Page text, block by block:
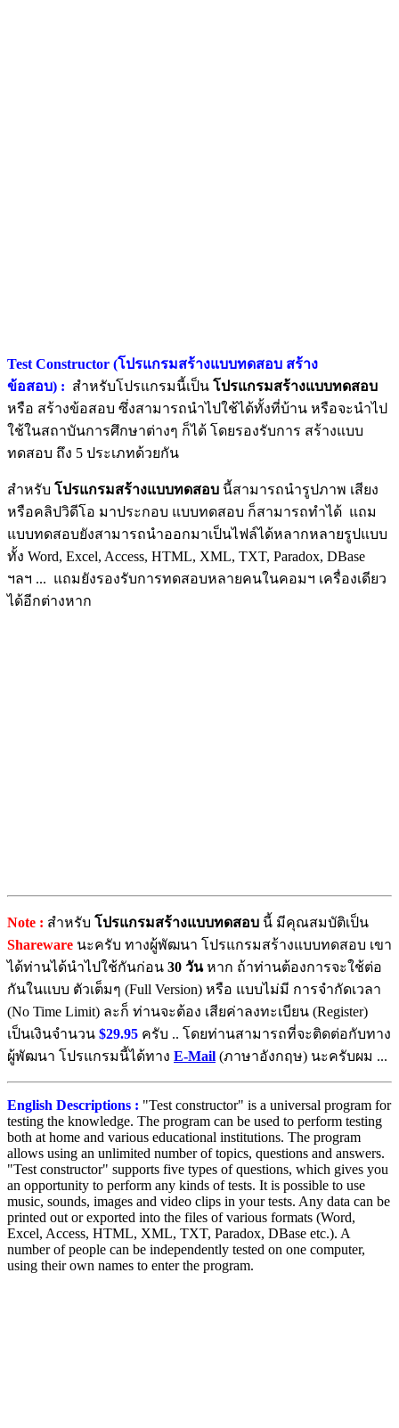
Test Constructor (โปรแกรมสร้างแบบทดสอบ สร้าง
ข้อสอบ) : สำหรับโปรแกรมนี้เป็น โปรแกรมสร้างแบบทดสอบ
หรือ สร้างข้อสอบ ซึ่งสามารถนำไปใช้ได้ทั้งที่บ้าน หรือจะนำไป
ใช้ในสถาบันการศึกษาต่างๆ ก็ได้ โดยรองรับการ สร้างแบบ
ทดสอบ ถึง 5 ประเภทด้วยกัน
สำหรับ โปรแกรมสร้างแบบทดสอบ นี้สามารถนำรูปภาพ เสียง
หรือคลิปวิดีโอ มาประกอบ แบบทดสอบ ก็สามารถทำได้ แถม
แบบทดสอบยังสามารถนำออกมาเป็นไฟล์ได้หลากหลายรูปแบบ
ทั้ง Word, Excel, Access, HTML, XML, TXT, Paradox, DBase
ฯลฯ ... แถมยังรองรับการทดสอบหลายคนในคอมฯ เครื่องเดียว
ได้อีกต่างหาก
Note : สำหรับ โปรแกรมสร้างแบบทดสอบ นี้ มีคุณสมบัติเป็น
Shareware นะครับ ทางผู้พัฒนา โปรแกรมสร้างแบบทดสอบ เขา
ได้ท่านได้นำไปใช้กันก่อน 30 วันหาก ถ้าท่านต้องการจะใช้ต่อ
กันในแบบ ตัวเต็มๆ (Full Version) หรือ แบบไม่มี การจำกัดเวลา
(No Time Limit) ละก็ ท่านจะต้อง เสียค่าลงทะเบียน (Register)
เป็นเงินจำนวน $29.95 ครับ .. โดยท่านสามารถที่จะติดต่อกับทาง
ผู้พัฒนา โปรแกรมนี้ได้ทาง E-Mail (ภาษาอังกฤษ) นะครับผม ...
English Descriptions : "Test constructor" is a universal program for
testing the knowledge. The program can be used to perform testing
both at home and various educational institutions. The program
allows using an unlimited number of topics, questions and answers.
"Test constructor" supports five types of questions, which gives you
an opportunity to perform any kinds of tests. It is possible to use
music, sounds, images and video clips in your tests. Any data can be
printed out or exported into the files of various formats (Word,
Excel, Access, HTML, XML, TXT, Paradox, DBase etc.). A
number of people can be independently tested on one computer,
using their own names to enter the program.